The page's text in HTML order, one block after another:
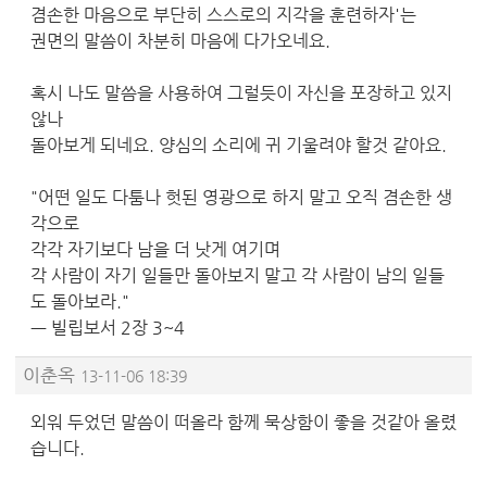
겸손한 마음으로 부단히 스스로의 지각을 훈련하자'는
권면의 말씀이 차분히 마음에 다가오네요.
혹시 나도 말씀을 사용하여 그럴듯이 자신을 포장하고 있지
않나
돌아보게 되네요. 양심의 소리에 귀 기울려야 할것 같아요.
"어떤 일도 다툼나 헛된 영광으로 하지 말고 오직 겸손한 생
각으로
각각 자기보다 남을 더 낫게 여기며
각 사람이 자기 일들만 돌아보지 말고 각 사람이 남의 일들
도 돌아보라."
ㅡ 빌립보서 2장 3~4
이춘옥 13-11-06 18:39
외워 두었던 말씀이 떠올라 함께 묵상함이 좋을 것같아 올렸
습니다.